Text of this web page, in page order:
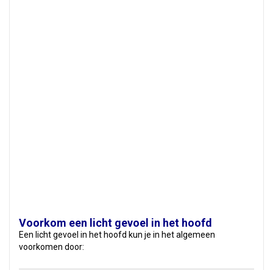
Voorkom een licht gevoel in het hoofd
Een licht gevoel in het hoofd kun je in het algemeen
voorkomen door: